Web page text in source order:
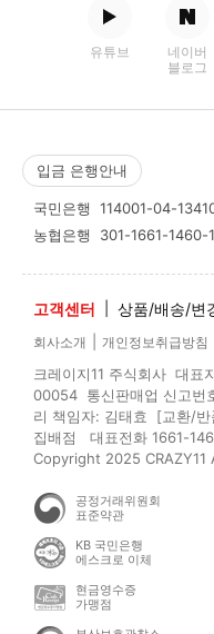
유튜브
네이버
블로그
입금 은행안내
국민은행 114001-04-
농협은행 301-1661-1460-
고객센터 상품/배송/변
회사소개 개인정보취급방침
크레이지11 주식회사 대
00054 통신판매업 신고번
리 책임자: 김태효 [교환/반
집배점 대표전화 1661-
Copyright 2025 CRAZY11
공정거래위원회
표준약관
KB 국민은행
에스크로 이체
현금영수증
가맹점